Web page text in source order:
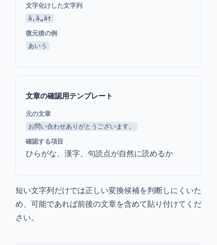
文字化けした文字列
ã‚ã„ã†
復元後の例
あいう
文章の確認用テンプレート
元の文章
お問い合わせありがとうございます。
確認する項目
ひらがな、漢字、句読点が自然に読めるか
短い文字列だけでは正しい変換候補を判断しにくいた
め、可能であれば前後の文章を含めて貼り付けてくだ
さい。